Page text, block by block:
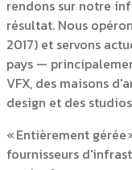
rendons sur notre
résultat. Nous
2017) et servons
pays —
VFX, des maisons
design et des
« Entièrement
fournisseurs